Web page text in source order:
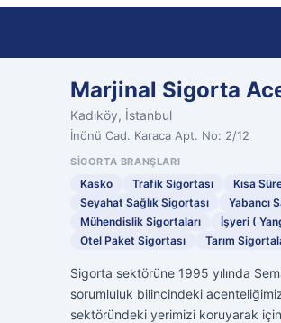
Marjinal Sigorta
Kadıköy, İstanbul
İnönü Cad. Karaca Apt. No: 2/12
SIGORTA BRANŞLARI
Kasko Trafik Sigortası Kısa
Seyahat Sağlık Sigortası
Yabancı
Mühendislik Sigortaları
İşyeri (
Otel Paket Sigortası
Tarım
Sigorta sektörüne 1995 yılında
sorumluluk bilincindeki
sektöründeki yerimizi koruyarak